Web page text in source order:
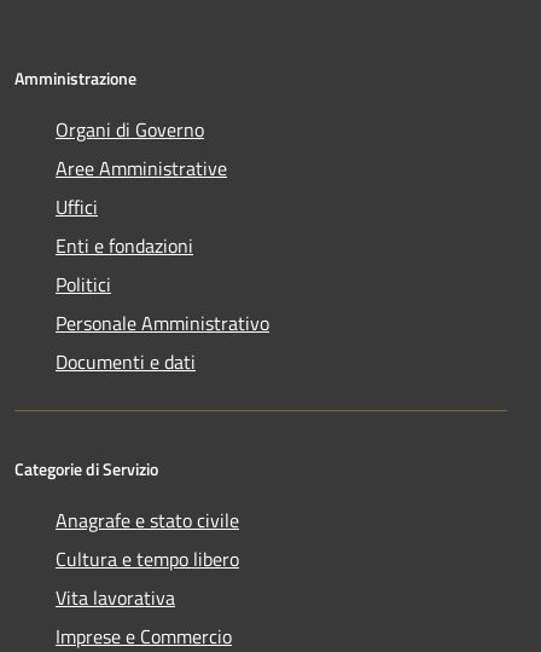
Amministrazione
Organi di Governo
Aree Amministrative
Uffici
Enti e fondazioni
Politici
Personale Amministrativo
Documenti e dati
Categorie di Servizio
Anagrafe e stato civile
Cultura e tempo libero
Vita lavorativa
Imprese e Commercio